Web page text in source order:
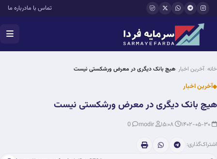
رفتن به محتوای اصلی تماس با مادرباره ما
خانه آخرین اخبار هیچ بانک دیگری در معرض ورشکستی نیست
آخرین اخبار
هیچ بانک دیگری در معرض ورشکستی نیست
اشتراک‌گذاری: